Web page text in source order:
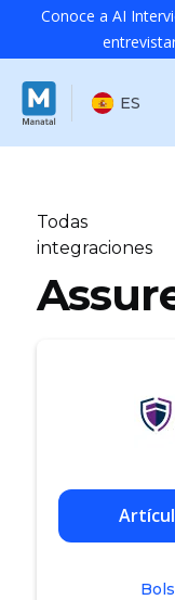
Conoce a AI
ES
Todas
integraciones